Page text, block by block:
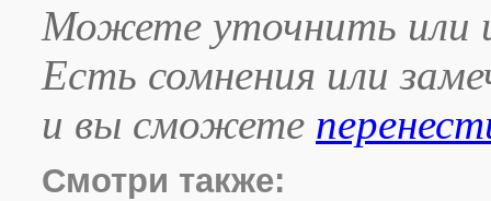
Можете уточнить или
Есть сомнения или
и вы сможете
Смотри также: